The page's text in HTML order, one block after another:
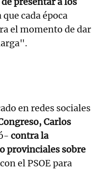
que cada época
el momento de dar
en redes sociales
Carlos
contra la
provinciales sobre
el PSOE para